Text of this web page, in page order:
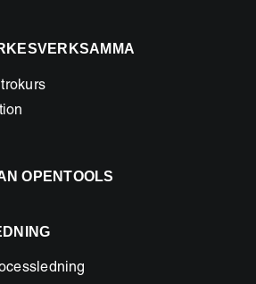
OPENTOOLS